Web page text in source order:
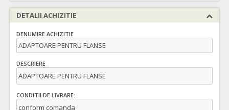
DETALII ACHIZITIE
DENUMIRE ACHIZITIE
ADAPTOARE PENTRU FLANSE
DESCRIERE
ADAPTOARE PENTRU FLANSE
CONDITII DE LIVRARE:
conform comanda